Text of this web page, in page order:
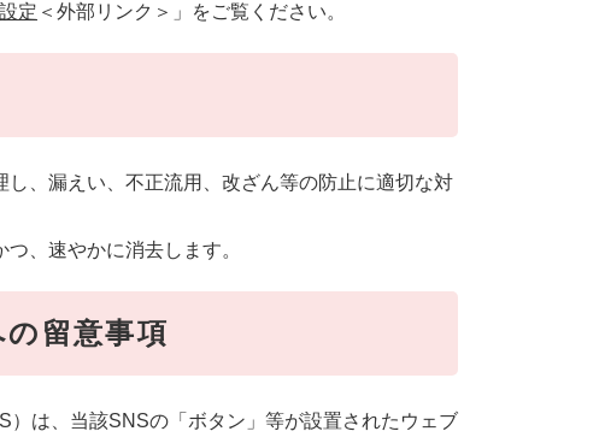
定 ＜外部リンク＞ 」をご覧ください。
、漏えい、不正流用、改ざん等の防止に適切な対
、速やかに消去します。
留意事項
は、当該SNSの「ボタン」等が設置されたウェブ